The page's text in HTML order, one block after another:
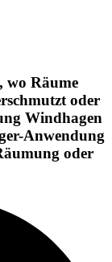
wo Räume
oder
Windhagen
Anwendung
oder